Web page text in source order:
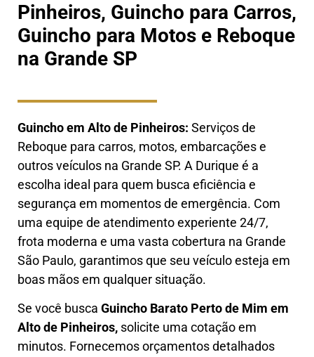
Pinheiros, Guincho para Carros,
Guincho para Motos e Reboque
na Grande SP
Guincho em Alto de Pinheiros: Serviços de
Reboque para carros, motos, embarcações e
outros veículos na Grande SP. A Durique é a
escolha ideal para quem busca eficiência e
segurança em momentos de emergência. Com
uma equipe de atendimento experiente 24/7,
frota moderna e uma vasta cobertura na Grande
São Paulo, garantimos que seu veículo esteja em
boas mãos em qualquer situação.
Se você busca Guincho Barato Perto de Mim em
Alto de Pinheiros, solicite uma cotação em
minutos. Fornecemos orçamentos detalhados